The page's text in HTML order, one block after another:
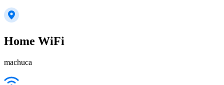
Home WiFi
machuca